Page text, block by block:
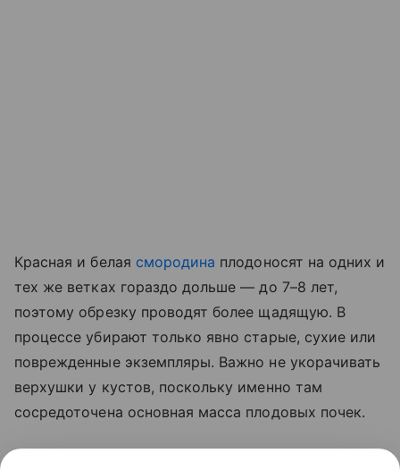
Красная и белая смородина плодоносят на одних и
тех же ветках гораздо дольше — до 7–8 лет,
поэтому обрезку проводят более щадящую. В
процессе убирают только явно старые, сухие или
поврежденные экземпляры. Важно не укорачивать
верхушки у кустов, поскольку именно там
сосредоточена основная масса плодовых почек.